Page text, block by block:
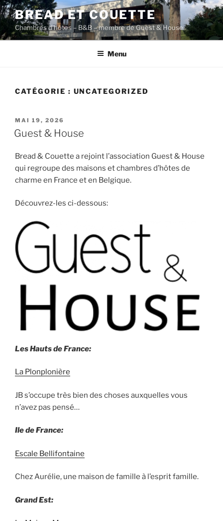
Aller
au
contenu
principal
BREAD ET COUETTE
Chambres d'hôtes – B&B – membre de Guest & House
Menu
CATÉGORIE : UNCATEGORIZED
PUBLIÉ
LE
MAI 19, 2026
Guest & House
Bread & Couette a rejoint l’association Guest & House
qui regroupe des maisons et chambres d’hôtes de
charme en France et en Belgique.
Découvrez-les ci-dessous:
Les Hauts de France:
La Plonplonière
JB s’occupe très bien des choses auxquelles vous
n’avez pas pensé…
Ile de France:
Escale Bellifontaine
Chez Aurélie, une maison de famille à l’esprit famille.
Grand Est: